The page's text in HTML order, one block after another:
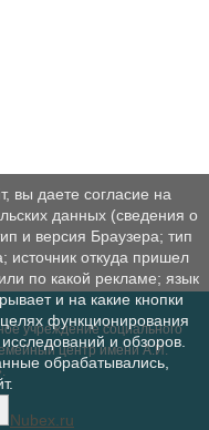
учреждение социального
центр имени А.И.
Nubex.ru
вы даете согласие на
данных (сведения о
и версия Браузера; тип
источник откуда пришел
по какой рекламе; язык
и на какие кнопки
функционирования
и обзоров.
обрабатывались,